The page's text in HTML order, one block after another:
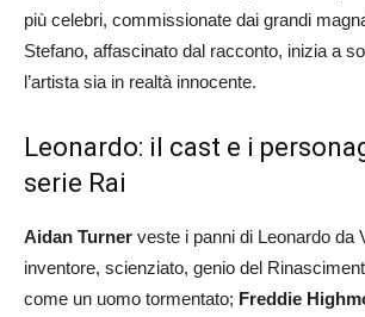
più celebri, commissionate dai grandi
Stefano, affascinato dal racconto, inizia a
l’artista sia in realtà innocente.
Leonardo: il cast e i
serie Rai
Aidan Turner veste i panni di Leonardo da
inventore, scienziato, genio del
come un uomo tormentato; Freddie